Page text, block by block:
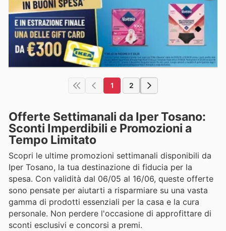
1 2
Offerte Settimanali da Iper Tosano:
Sconti Imperdibili e Promozioni a
Tempo Limitato
Scopri le ultime promozioni settimanali disponibili da
Iper Tosano, la tua destinazione di fiducia per la
spesa. Con validità dal 06/05 al 16/06, queste offerte
sono pensate per aiutarti a risparmiare su una vasta
gamma di prodotti essenziali per la casa e la cura
personale. Non perdere l'occasione di approfittare di
sconti esclusivi e concorsi a premi.